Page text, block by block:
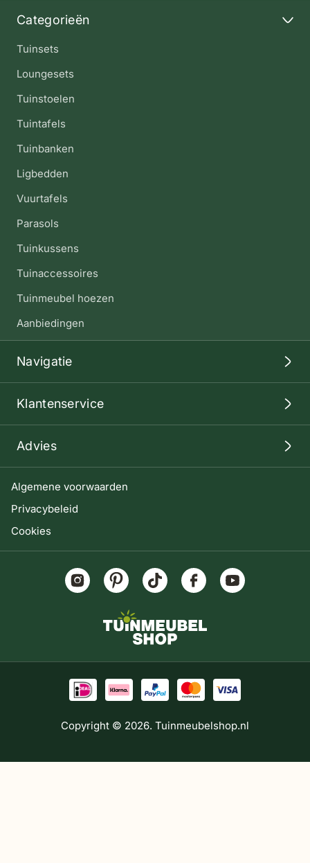
Algemene voorwaarden
Privacybeleid
Cookies
Categorieën
Tuinsets
Loungesets
Tuinstoelen
Tuintafels
Tuinbanken
Ligbedden
Vuurtafels
Parasols
Tuinkussens
Tuinaccessoires
Tuinmeubel hoezen
Aanbiedingen
Navigatie
Klantenservice
Advies
Copyright © 2026. Tuinmeubelshop.nl